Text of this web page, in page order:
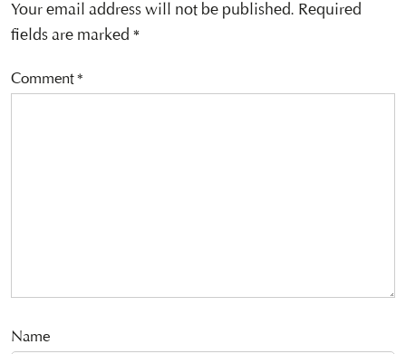
Your email address will not be published. Required
fields are marked *
Comment*
Name